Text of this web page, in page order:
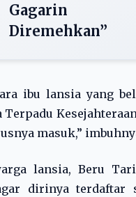
Gagarin
Diremehkan”
ibu lansia yang
Terpadu
masuk,”
lansia, Beru
dirinya terdaftar